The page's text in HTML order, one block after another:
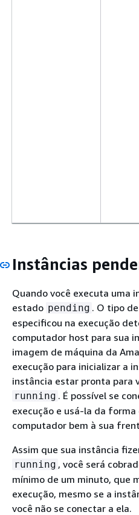
Instâncias
Quando você executa uma
estado pending . O tipo
especificou na execução
computador host para sua
imagem de máquina da
execução para inicializar a
instância estar pronta para
running . É possível se
execução e usá-la da forma
computador bem à sua
Assim que sua instância
running , você será
mínimo de um minuto, que
execução, mesmo se a
você não se conectar a ela.